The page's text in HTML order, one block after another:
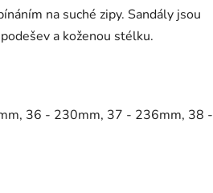
na suché zipy. Sandály jsou
a koženou stélku.
36 - 230mm, 37 - 236mm, 38 -